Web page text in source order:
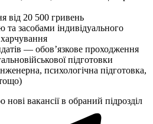
від 20 500 гривень
та засобами індивідуального
— обов’язкове проходження
підготовки
психологічна підготовка,
вакансії в обраний підрозділ